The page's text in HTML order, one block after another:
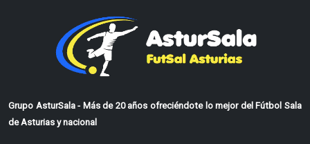
Grupo AsturSala - Más de 20 años ofreciéndote lo mejor del Fútbol Sala
de Asturias y nacional